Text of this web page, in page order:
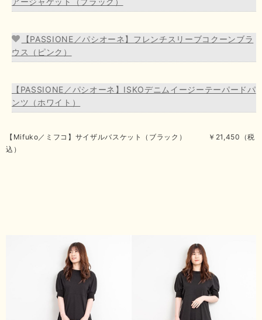
【PASSIONE／パシオーネ】フレンチスリーブコクーンブラ
ウス（ピンク）
【PASSIONE／パシオーネ】ISKOデニムイージーテーパードパ
ンツ（ホワイト）
【Mifuko／ミフコ】サイザルバスケット（ブラック） ￥21,450（税
込）